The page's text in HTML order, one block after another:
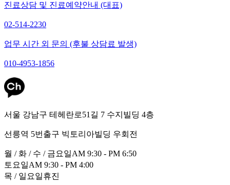
진료상담 및 진료예약안내 (대표)
02-514-2230
업무 시간 외 문의 (후불 상담료 발생)
010-4953-1856
서울 강남구 테헤란로51길 7 수지빌딩 4층
선릉역 5번출구 빅토리아빌딩 우회전
월 / 화 / 수 / 금요일AM 9:30 - PM 6:50
토요일AM 9:30 - PM 4:00
목 / 일요일휴진